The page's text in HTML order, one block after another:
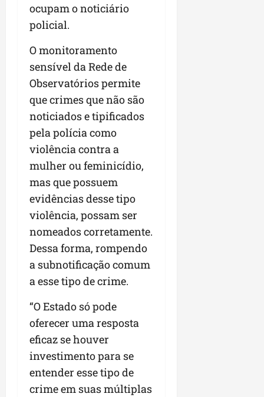
ocupam o noticiário
policial.
O monitoramento
sensível da Rede de
Observatórios permite
que crimes que não são
noticiados e tipificados
pela polícia como
violência contra a
mulher ou feminicídio,
mas que possuem
evidências desse tipo
violência, possam ser
nomeados corretamente.
Dessa forma, rompendo
a subnotificação comum
a esse tipo de crime.
“O Estado só pode
oferecer uma resposta
eficaz se houver
investimento para se
entender esse tipo de
crime em suas múltiplas